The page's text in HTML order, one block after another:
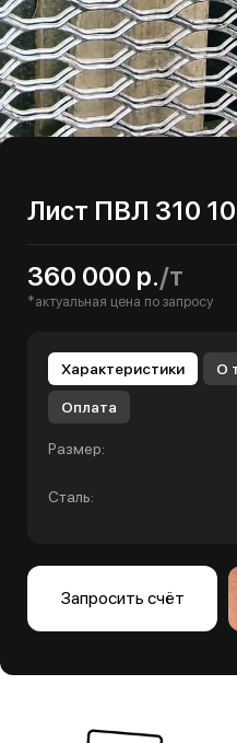
Лист ПВЛ 310
360 000 р./т
*актуальная цена по запросу
Характеристики О
Оплата
Размер:
Сталь:
Запросить счёт